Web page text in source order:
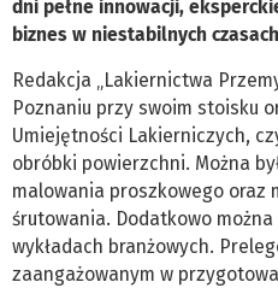
dni pełne innowacji,
biznes w niestabilnych
Redakcja „Lakiernictwa
Poznaniu przy swoim stoisku
Umiejętności Lakierniczych,
obróbki powierzchni. Można
malowania proszkowego oraz
śrutowania. Dodatkowo
wykładach branżowych.
zaangażowanym w